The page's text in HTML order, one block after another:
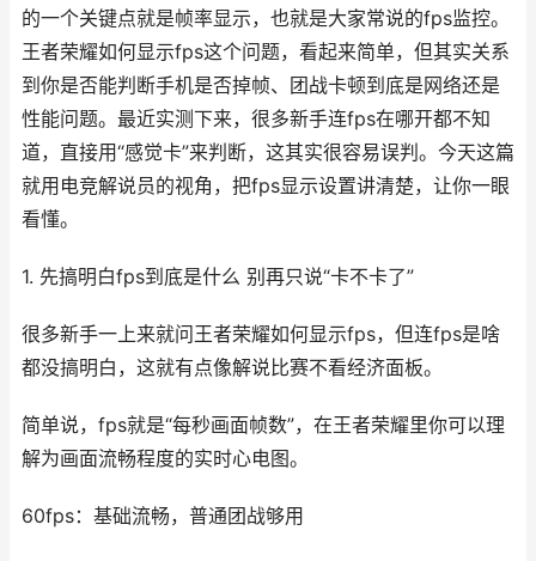
的一个关键点就是帧率显示，也就是大家常说的fps监控。
王者荣耀如何显示fps这个问题，看起来简单，但其实关系
到你是否能判断手机是否掉帧、团战卡顿到底是网络还是
性能问题。最近实测下来，很多新手连fps在哪开都不知
道，直接用“感觉卡”来判断，这其实很容易误判。今天这篇
就用电竞解说员的视角，把fps显示设置讲清楚，让你一眼
看懂。
1. 先搞明白fps到底是什么 别再只说“卡不卡了”
很多新手一上来就问王者荣耀如何显示fps，但连fps是啥
都没搞明白，这就有点像解说比赛不看经济面板。
简单说，fps就是“每秒画面帧数”，在王者荣耀里你可以理
解为画面流畅程度的实时心电图。
60fps：基础流畅，普通团战够用